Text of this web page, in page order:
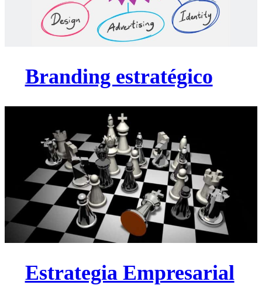
Branding estratégico
Estrategia Empresarial